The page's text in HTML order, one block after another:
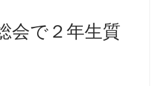
会で２年生質